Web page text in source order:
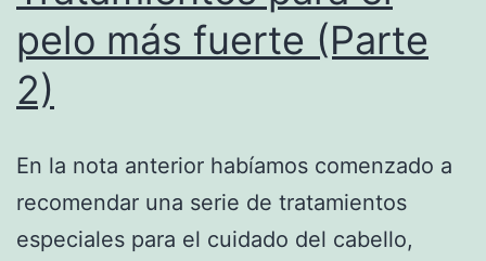
pelo más fuerte (Parte
2)
En la nota anterior habíamos comenzado a
recomendar una serie de tratamientos
especiales para el cuidado del cabello,